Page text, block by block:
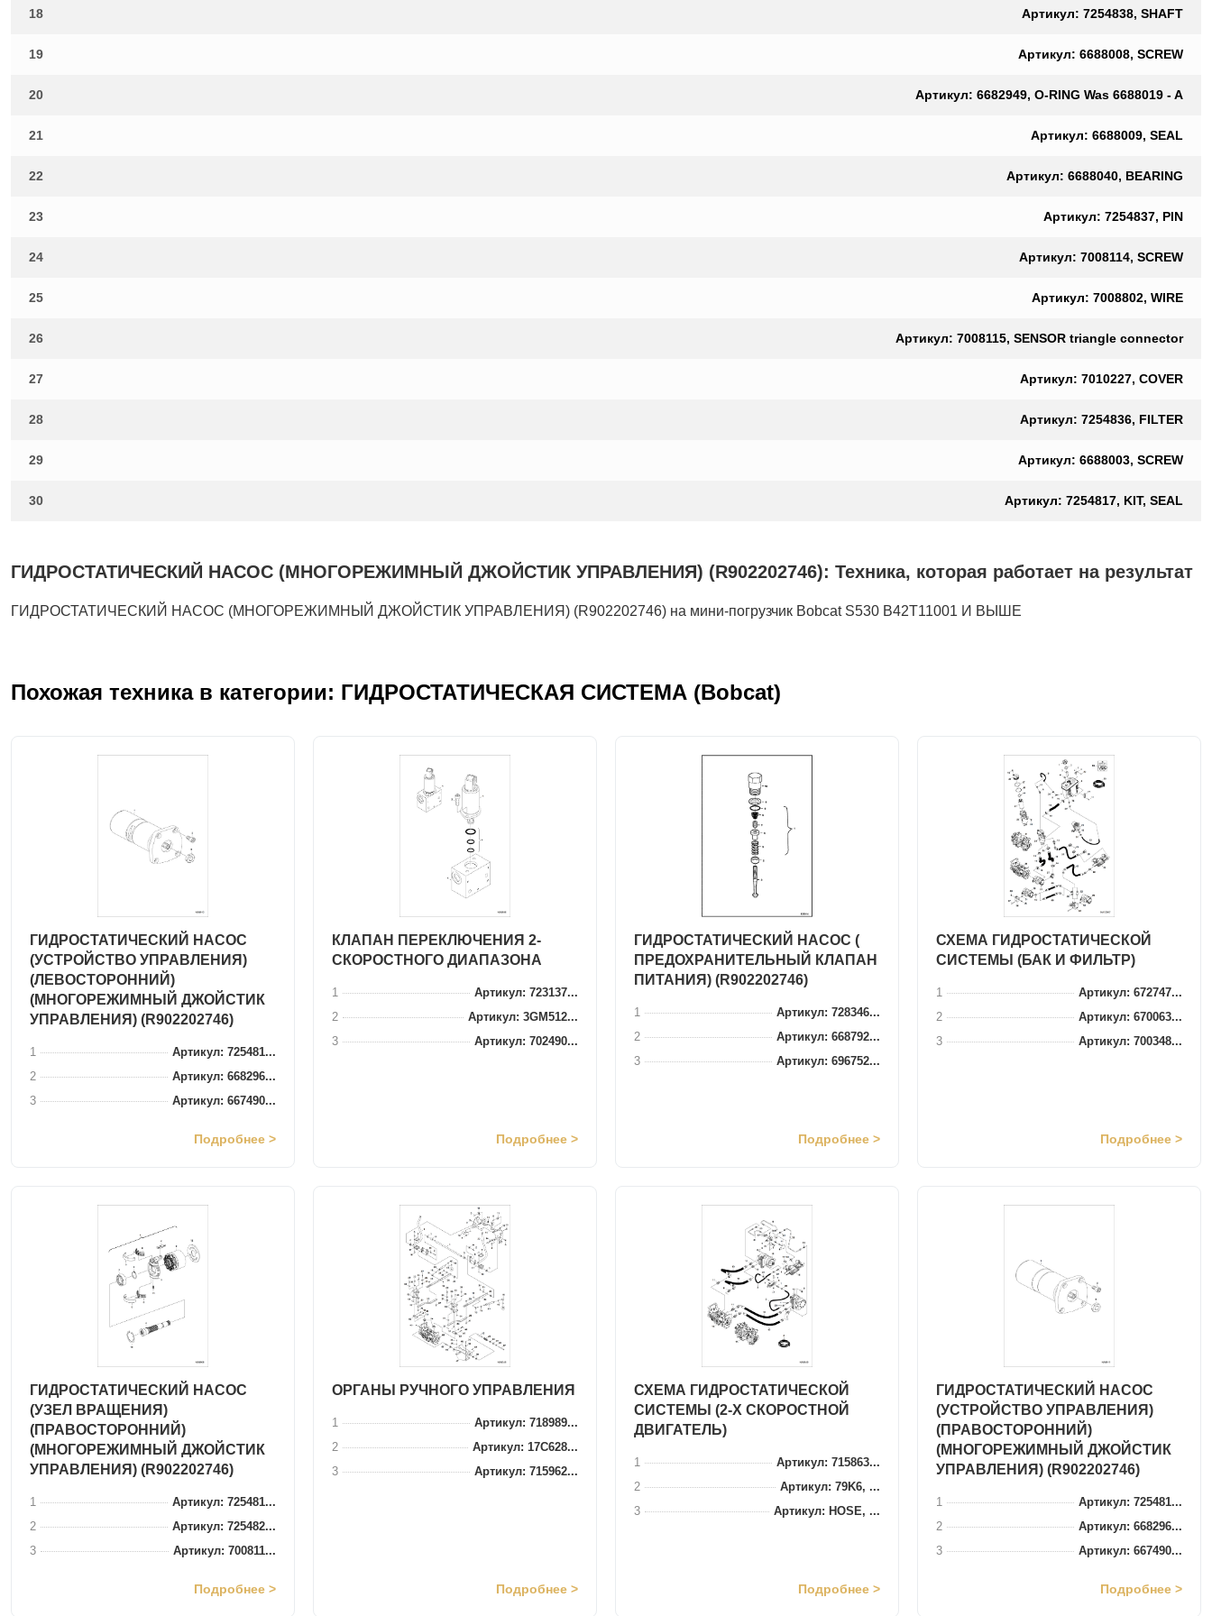
18 Артикул: 7254838, SHAFT
19 Артикул: 6688008, SCREW
20 Артикул: 6682949, O-RING Was 6688019 - A
21 Артикул: 6688009, SEAL
22 Артикул: 6688040, BEARING
23 Артикул: 7254837, PIN
24 Артикул: 7008114, SCREW
25 Артикул: 7008802, WIRE
26 Артикул: 7008115, SENSOR triangle connector
27 Артикул: 7010227, COVER
28 Артикул: 7254836, FILTER
29 Артикул: 6688003, SCREW
30 Артикул: 7254817, KIT, SEAL
ГИДРОСТАТИЧЕСКИЙ НАСОС (МНОГОРЕЖИМНЫЙ ДЖОЙСТИК УПРАВЛЕНИЯ) (R902202746): Техника, которая работает на результат
ГИДРОСТАТИЧЕСКИЙ НАСОС (МНОГОРЕЖИМНЫЙ ДЖОЙСТИК УПРАВЛЕНИЯ) (R902202746) на мини-погрузчик Bobcat S530 B42T11001 И ВЫШЕ
Похожая техника в категории: ГИДРОСТАТИЧЕСКАЯ СИСТЕМА (Bobcat)
ГИДРОСТАТИЧЕСКИЙ НАСОС
(УСТРОЙСТВО УПРАВЛЕНИЯ)
(ЛЕВОСТОРОННИЙ)
(МНОГОРЕЖИМНЫЙ ДЖОЙСТИК
УПРАВЛЕНИЯ) (R902202746)
1
Артикул: 725481...
2
Артикул: 668296...
3
Артикул: 667490...
Подробнее >
КЛАПАН ПЕРЕКЛЮЧЕНИЯ 2-
СКОРОСТНОГО ДИАПАЗОНА
1
Артикул: 723137...
2
Артикул: 3GM512...
3
Артикул: 702490...
Подробнее >
ГИДРОСТАТИЧЕСКИЙ НАСОС (
ПРЕДОХРАНИТЕЛЬНЫЙ КЛАПАН
ПИТАНИЯ) (R902202746)
1
Артикул: 728346...
2
Артикул: 668792...
3
Артикул: 696752...
Подробнее >
СХЕМА ГИДРОСТАТИЧЕСКОЙ
СИСТЕМЫ (БАК И ФИЛЬТР)
1
Артикул: 672747...
2
Артикул: 670063...
3
Артикул: 700348...
Подробнее >
ГИДРОСТАТИЧЕСКИЙ НАСОС
(УЗЕЛ ВРАЩЕНИЯ)
(ПРАВОСТОРОННИЙ)
(МНОГОРЕЖИМНЫЙ ДЖОЙСТИК
УПРАВЛЕНИЯ) (R902202746)
1
Артикул: 725481...
2
Артикул: 725482...
3
Артикул: 700811...
Подробнее >
ОРГАНЫ РУЧНОГО УПРАВЛЕНИЯ
1
Артикул: 718989...
2
Артикул: 17C628...
3
Артикул: 715962...
Подробнее >
СХЕМА ГИДРОСТАТИЧЕСКОЙ
СИСТЕМЫ (2-Х СКОРОСТНОЙ
ДВИГАТЕЛЬ)
1
Артикул: 715863...
2
Артикул: 79K6, ...
3
Артикул: HOSE, ...
Подробнее >
ГИДРОСТАТИЧЕСКИЙ НАСОС
(УСТРОЙСТВО УПРАВЛЕНИЯ)
(ПРАВОСТОРОННИЙ)
(МНОГОРЕЖИМНЫЙ ДЖОЙСТИК
УПРАВЛЕНИЯ) (R902202746)
1
Артикул: 725481...
2
Артикул: 668296...
3
Артикул: 667490...
Подробнее >